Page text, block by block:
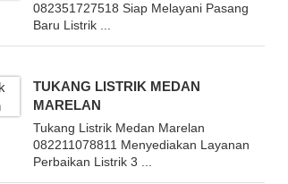
082351727518 Siap Melayani Pasang
Baru Listrik ...
TUKANG LISTRIK MEDAN
MARELAN
Tukang Listrik Medan Marelan
082211078811 Menyediakan Layanan
Perbaikan Listrik 3 ...